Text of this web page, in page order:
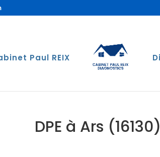
Paul REIX
DPE à Ars (16130)